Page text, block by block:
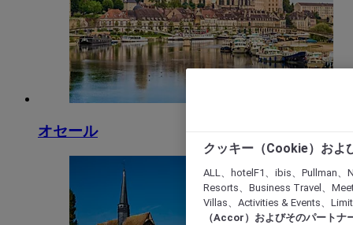
オセール
クッキー（Cookie）およ
ALL、hotelF1、ibis、Pullman
Resorts、Business Travel、
Villas、Activities & Events、
（Accor）およびそのパートナ